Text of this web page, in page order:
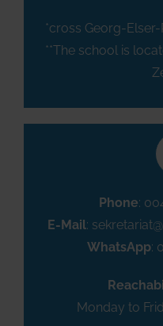
*cross Georg-
**The school is
Phone:
E-Mail:
WhatsApp:
Monday to